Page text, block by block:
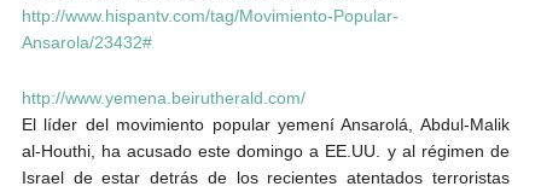
http://www.hispantv.com/tag/Movimiento-Popular-
Ansarola/23432#
http://www.yemena.beirutherald.com/
El líder del movimiento popular yemení Ansarolá, Abdul-Malik
al-Houthi, ha acusado este domingo a EE.UU. y al régimen de
Israel de estar detrás de los recientes atentados terroristas